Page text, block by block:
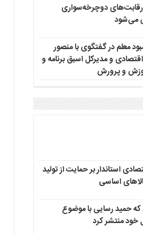
رقابت‌های دوچرخه‌سواری
می‌شود
معلم در گفتگوی با منصور
و مدیرکل اسبق برنامه و
و پرورش
استاندار بر حمایت از تولید
اساسی
حمید رسایی با موضوع
خود منتشر کرد